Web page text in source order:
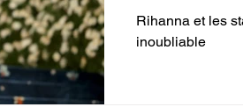
Attaque du Hamas contre Israël
Rihanna et les
inoubliable